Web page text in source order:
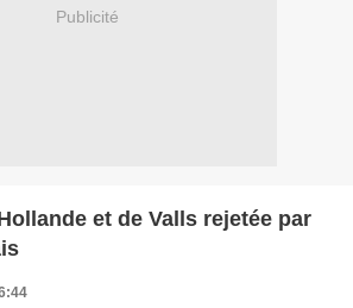
Publicité
et de Valls rejetée par